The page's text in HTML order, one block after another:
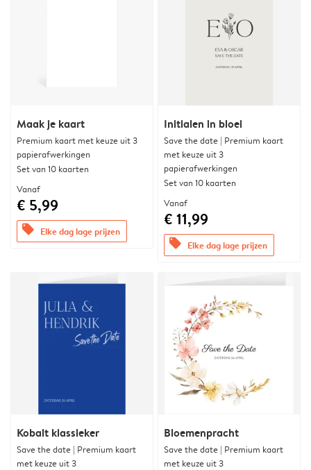
Maak je kaart
Premium kaart met keuze uit 3
papierafwerkingen
Set van 10 kaarten
Vanaf
€ 5,99
offers Elke dag lage prijzen
Initialen in bloei
Save the date | Premium kaart
met keuze uit 3
papierafwerkingen
Set van 10 kaarten
Vanaf
€ 11,99
offers Elke dag lage prijzen
Kobalt klassieker
Save the date | Premium kaart
met keuze uit 3
Bloemenpracht
Save the date | Premium kaart
met keuze uit 3